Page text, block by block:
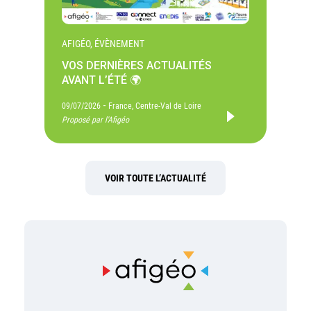
AFIGÉO, ÉVÈNEMENT
VOS DERNIÈRES ACTUALITÉS
AVANT L’ÉTÉ 🌍
09/07/2026 - France, Centre-Val de Loire
Proposé par l'Afigéo
VOIR TOUTE L’ACTUALITÉ